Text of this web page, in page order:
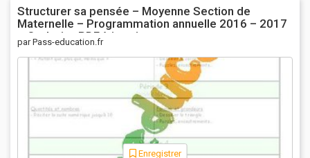
Structurer sa pensée – Moyenne Section de
Maternelle – Programmation annuelle 2016 – 2017
– Cycle 1 – PDF à imprimer
par Pass-education.fr
Enregistrer